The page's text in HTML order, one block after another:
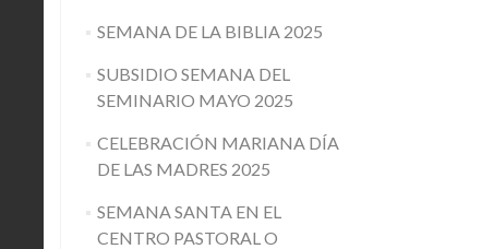
SEMANA DE LA BIBLIA 2025
SUBSIDIO SEMANA DEL
SEMINARIO MAYO 2025
CELEBRACIÓN MARIANA DÍA
DE LAS MADRES 2025
SEMANA SANTA EN EL
CENTRO PASTORAL O